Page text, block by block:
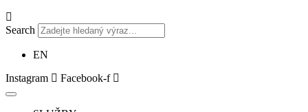
Search
EN
Instagram
Facebook-f